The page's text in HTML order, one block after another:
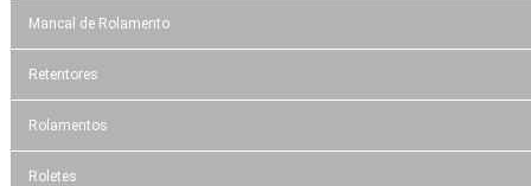
Mancal de Rolamento
Retentores
Rolamentos
Roletes